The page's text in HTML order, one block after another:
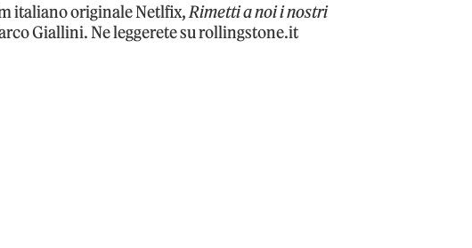
italiano originale Netlfix,Rimetti a noi i nostri
Giallini. Ne leggerete su rollingstone.it